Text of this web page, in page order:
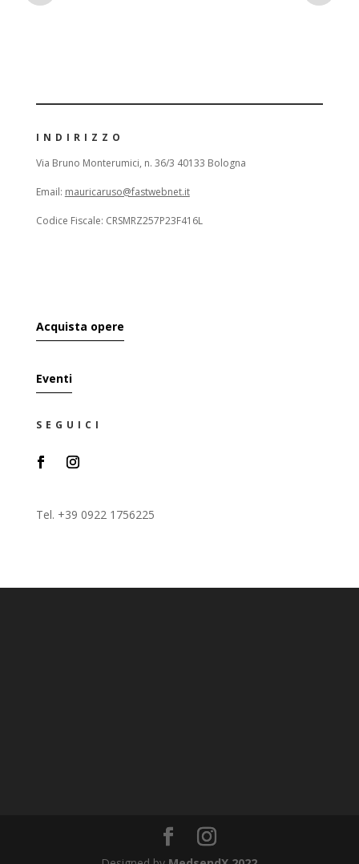
INDIRIZZO
Via Bruno Monterumici, n. 36/3 40133 Bologna
Email: mauricaruso@fastwebnet.it
Codice Fiscale: CRSMRZ257P23F416L
Acquista opere
Eventi
SEGUICI
Tel. +39 0922 1756225